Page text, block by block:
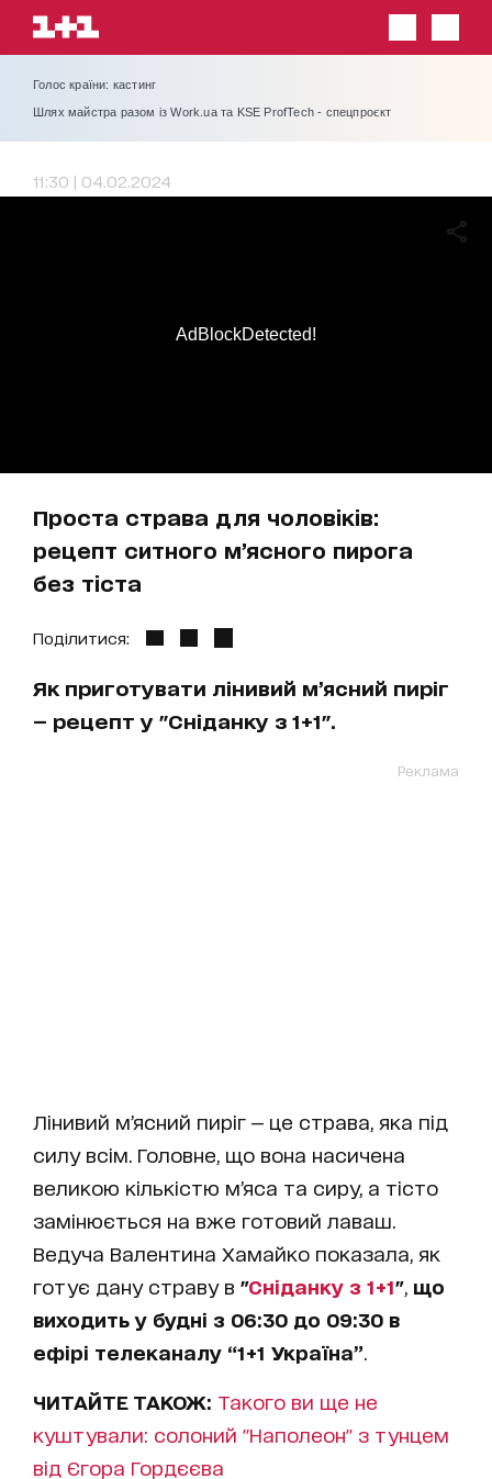
Голос країни: кастинг
Шлях майстра разом із Work.ua та KSE ProfTech - спецпроєкт
11:30 | 04.02.2024
Проста страва для чоловіків:
рецепт ситного м’ясного пирога
без тіста
AdBlockDetected!
Поділитися:
Як приготувати лінивий м’ясний пиріг
— рецепт у "Сніданку з 1+1".
Реклама
Лінивий м’ясний пиріг — це страва, яка під
силу всім. Головне, що вона насичена
великою кількістю м’яса та сиру, а тісто
замінюється на вже готовий лаваш.
Ведуча Валентина Хамайко показала, як
готує дану страву в "Сніданку з 1+1" що
виходить у будні з 06:30 до 09:30 в
ефірі телеканалу “1+1 Україна”
ЧИТАЙТЕ ТАКОЖ: Такого ви ще не
куштували: солоний "Наполеон" з тунцем
від Єгора Гордєєва